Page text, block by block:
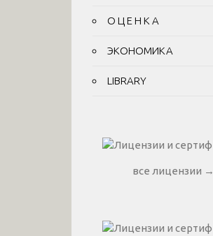
О Ц Е Н К А
ЭКОНОМИКА
LIBRARY
все лицензии →